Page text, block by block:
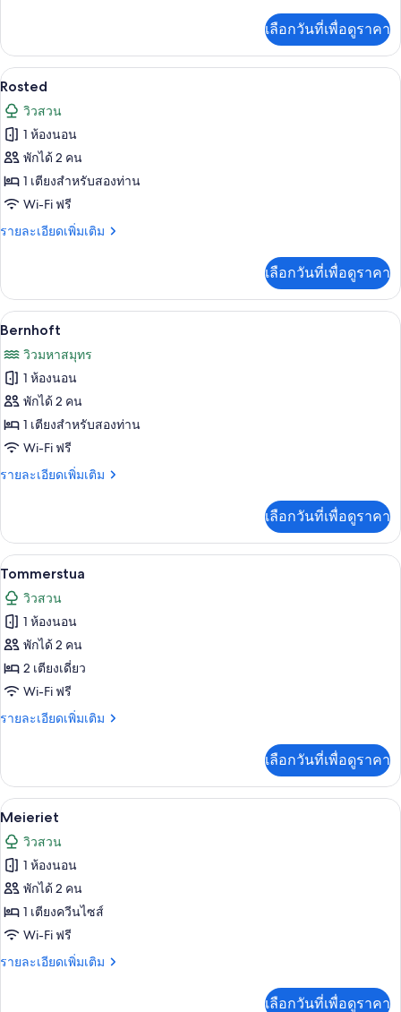
เกี่ยว
กับ
Norman
เลือกวันที่เพื่อดูราคา
เปิด
ภาพถ่าย
ทั้งหมด
ของ
Rosted
3
Rosted
วิวสวน
1 ห้องนอน
พักได้ 2 คน
1 เตียงสำหรับสองท่าน
Wi-Fi ฟรี
รายละเอียดเพิ่มเติม
ราย
เกี่ยว
กับ
Rosted
เลือกวันที่เพื่อดูราคา
เปิด
ภาพถ่าย
ทั้งหมด
ของ
Bernhoft
3
Bernhoft
วิวมหาสมุทร
1 ห้องนอน
พักได้ 2 คน
1 เตียงสำหรับสองท่าน
Wi-Fi ฟรี
รายละเอียดเพิ่มเติม
ราย
เกี่ยว
กับ
Bernhoft
เลือกวันที่เพื่อดูราคา
เปิด
ภาพถ่าย
ทั้งหมด
ของ
Tommerstua
Tommerstua | ผ้าม่านกันแสง, Wi-Fi
4
Tommerstua
วิวสวน
1 ห้องนอน
พักได้ 2 คน
2 เตียงเดี่ยว
Wi-Fi ฟรี
รายละเอียดเพิ่มเติม
ราย
เกี่ยว
กับ
Tommerstua
เลือกวันที่เพื่อดูราคา
เปิด
ภาพถ่าย
ทั้งหมด
ของ
Meieriet
Meieriet | ผ้าม่านกันแสง, Wi-Fi ฟรี,
4
Meieriet
วิวสวน
1 ห้องนอน
พักได้ 2 คน
1 เตียงควีนไซส์
Wi-Fi ฟรี
รายละเอียดเพิ่มเติม
ราย
เลือกวันที่เพื่อดูราคา